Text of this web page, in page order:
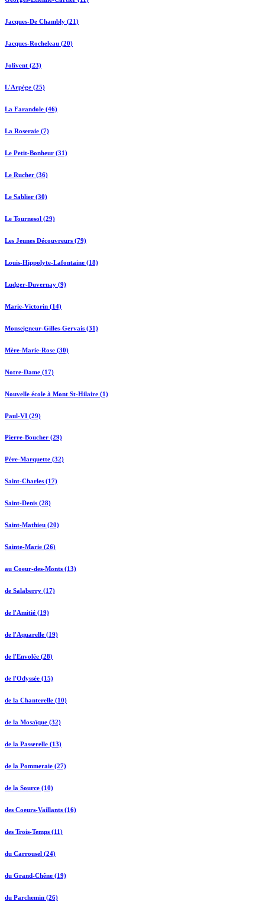
Jacques-De Chambly (21)
Jacques-Rocheleau (20)
Jolivent (23)
L'Arpège (25)
La Farandole (46)
La Roseraie (7)
Le Petit-Bonheur (31)
Le Rucher (36)
Le Sablier (30)
Le Tournesol (29)
Les Jeunes Découvreurs (79)
Louis-Hippolyte-Lafontaine (18)
Ludger-Duvernay (9)
Marie-Victorin (14)
Monseigneur-Gilles-Gervais (31)
Mère-Marie-Rose (30)
Notre-Dame (17)
Nouvelle école à Mont St-Hilaire (1)
Paul-VI (29)
Pierre-Boucher (29)
Père-Marquette (32)
Saint-Charles (17)
Saint-Denis (28)
Saint-Mathieu (20)
Sainte-Marie (26)
au Coeur-des-Monts (13)
de Salaberry (17)
de l'Amitié (19)
de l'Aquarelle (19)
de l'Envolée (28)
de l'Odyssée (15)
de la Chanterelle (10)
de la Mosaïque (32)
de la Passerelle (13)
de la Pommeraie (27)
de la Source (10)
des Coeurs-Vaillants (16)
des Trois-Temps (11)
du Carrousel (24)
du Grand-Chêne (19)
du Parchemin (26)